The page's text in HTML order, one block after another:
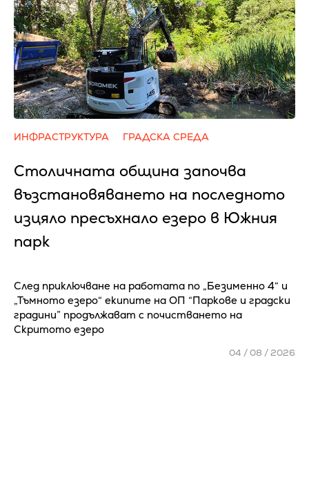
ИНФРАСТРУКТУРА ГРАДСКА СРЕДА
Столичната община започва
възстановяването на последното
изцяло пресъхнало езеро в Южния
парк
След приключване на работата по „Безименно 4“ и
„Тъмното езеро“ екипите на ОП “Паркове и градски
градини” продължават с почистването на
Скритото езеро
04 / 08 / 2026